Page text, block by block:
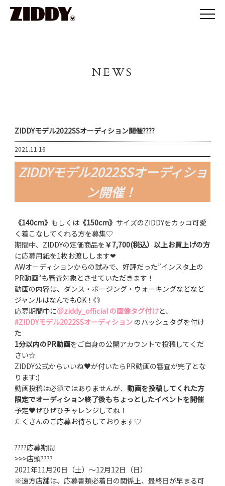
NEWS
ZIDDYモデル2022SSオーディション開催????
2021.11.16
ZIDDYモデル2022SSオーディショ
ン開催！
《140cm》 もしくは 《150cm》 サイズのZIDDYをカッコ可愛
く着こなしてくれる方を募集♡
期間中、ZIDDYの定価商品を￥7,700(税込）以上お買上げの方
に応募用紙を1枚お渡しします❤︎
AWオーディションからの試みで、好評だった”インスタ上の
PR動画“も審査対象とさせていただきます！
動画の内容は、ダンス・ポージング・ウォーキングなどなど
ジャンルはなんでもOK！◎
応募期間中に＠ziddy_official の画像タグ付けと、
#ZIDDYモデル2022SSオーディション のハッシュタグを付け
た
1分以内のPR動画をご自身の公開アカウントで投稿してくだ
さい☆
ZIDDY公式からいいね♥が付いたらPR動画の審査が完了とな
ります:)
動画投稿は必須ではありませんが、動画を投稿してくれた方
限定でオーディション終了後もちょっとしたイベントを開催
予定♥ぜひぜひチャレンジしてね！
たくさんのご応募お待ちしております♡
????応募期間
>>>店頭????
2021年11月20日（土）～12月12日（日）
※遠方店舗は、応募書類必着日の関係上、最終日が早まる可